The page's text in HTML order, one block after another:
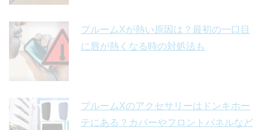
プルームXが熱い原因は？最初の一口目
に唇が熱くなる時の対処法も
プルームXのアクセサリーはドンキホー
テにある？カバーやフロントパネルなど